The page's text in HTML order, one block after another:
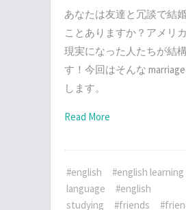
あなたは友達と冗談で結
ことありますか？アメリ
現実になった人たちが結
す！今回はそんな
します。
Read More
#english #english learning
language
#english
studying
#friends